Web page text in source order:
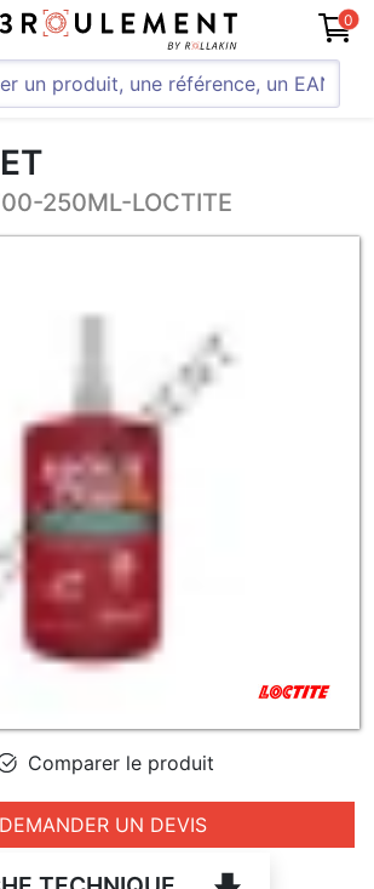
0
250ML-LOCTITE
Comparer le produit
DEMANDER UN DEVIS